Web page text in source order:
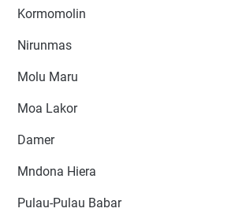
Kormomolin
Nirunmas
Molu Maru
Moa Lakor
Damer
Mndona Hiera
Pulau-Pulau Babar